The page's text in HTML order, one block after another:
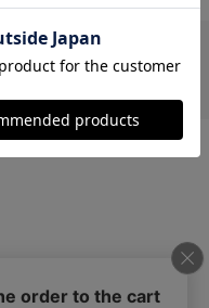
￥5,280 (税込)